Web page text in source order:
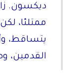
ديكسون.
ممتلئا،
يتساقط،
القدمين،